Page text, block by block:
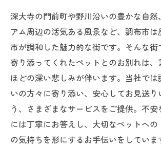
深大寺の門前町や野川沿いの豊かな自然
アム周辺の活気ある風景など、調布市
市が調和した魅力的な街です。そんな街
寄り添ってくれたペットとのお別れは、
ほどの深い悲しみが伴います。当社では
いの方々に寄り添い、安心してお見送り
う、さまざまなサービスをご提供。不
には丁寧にお答えし、大切なペットへの
の気持ちを形にするお手伝いをしていま